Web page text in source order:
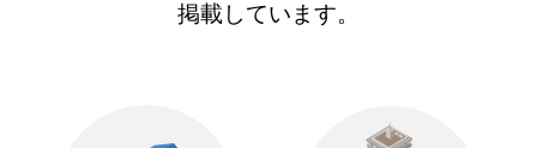
掲載しています。